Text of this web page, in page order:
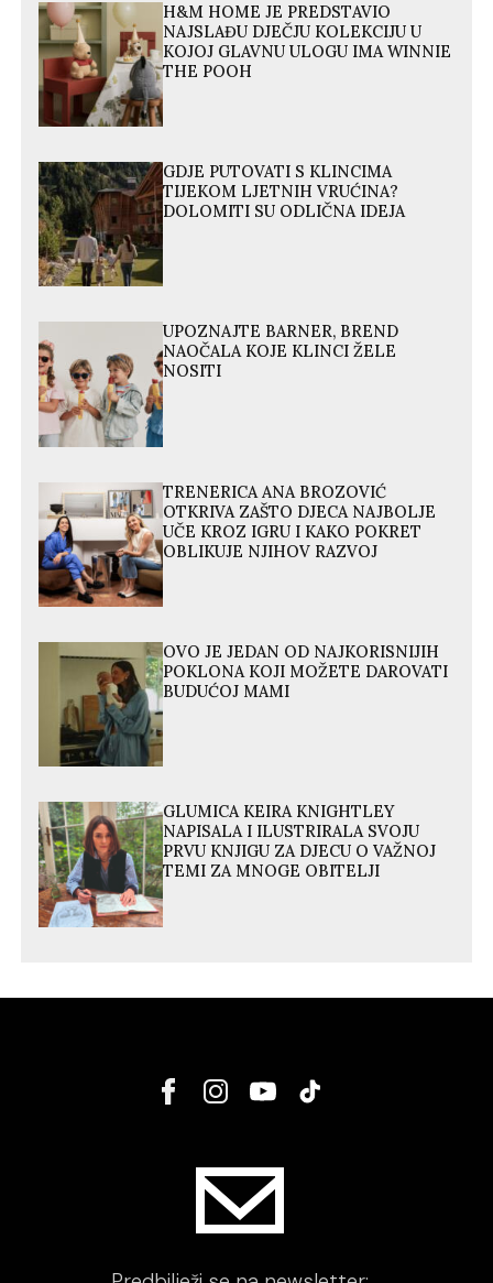
H&M HOME JE PREDSTAVIO
NAJSLAĐU DJEČJU KOLEKCIJU U
KOJOJ GLAVNU ULOGU IMA WINNIE
THE POOH
GDJE PUTOVATI S KLINCIMA
TIJEKOM LJETNIH VRUĆINA?
DOLOMITI SU ODLIČNA IDEJA
UPOZNAJTE BARNER, BREND
NAOČALA KOJE KLINCI ŽELE
NOSITI
TRENERICA ANA BROZOVIĆ
OTKRIVA ZAŠTO DJECA NAJBOLJE
UČE KROZ IGRU I KAKO POKRET
OBLIKUJE NJIHOV RAZVOJ
OVO JE JEDAN OD NAJKORISNIJIH
POKLONA KOJI MOŽETE DAROVATI
BUDUĆOJ MAMI
GLUMICA KEIRA KNIGHTLEY
NAPISALA I ILUSTRIRALA SVOJU
PRVU KNJIGU ZA DJECU O VAŽNOJ
TEMI ZA MNOGE OBITELJI